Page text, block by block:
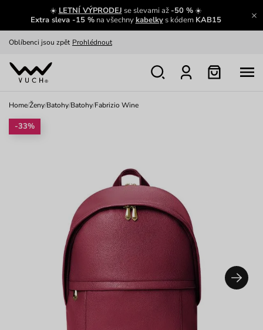
☀️ LETNÍ VÝPRODEJ se slevami až -50 %☀️
Extra sleva -15 %na všechnykabelkys kódem KAB15
Výměna a vrácení zdarma Zobrazit
Oblíbenci jsou zpět Prohlédnout
Nech se inspirovat
Home/Ženy/Batohy/Batohy/Fabrizio Wine
-33%